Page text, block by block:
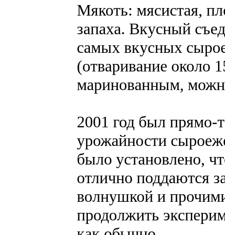
Мякоть: мясистая,
запаха. Вкусный
самых вкусных
(отваривание около
маринованным,
2001 год был прямо-
урожайности
было установлено,
отлично поддаются
волнушкой и
продолжить